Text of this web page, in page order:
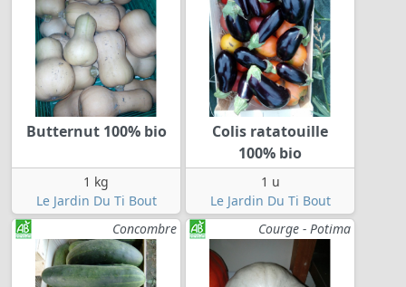
Butternut 100% bio
1 kg
Le Jardin Du Ti Bout
Colis ratatouille
100% bio
1 u
Le Jardin Du Ti Bout
Concombre
Courge - Potima